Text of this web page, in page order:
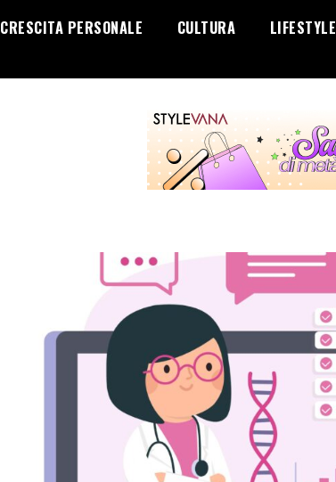
CRESCITA PERSONALE CULTURA LIFESTYLE